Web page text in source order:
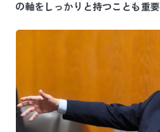
の軸をしっかりと持つことも重要